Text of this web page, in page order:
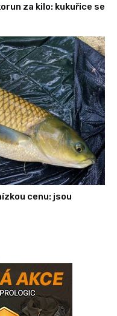
za kilo: kukuřice se
cenu: jsou